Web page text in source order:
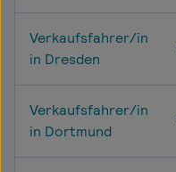
Verkaufsfahrer/in
in Dresden
Verkaufsfahrer/in
in Dortmund